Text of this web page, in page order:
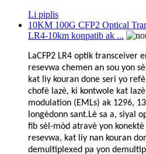
Li piplis
10KM 100G CFP2 Optical
LR4-10km konpatib ak ...
LaCFP2 LR4 optik transceiver
resevwa chemen an sou yon
kat liy kouran done seri yo
chofè lazè, ki kontwole kat
modulation (EMLs) ak 1296,
longèdonn sant.Lè sa a, siyal
fib sèl-mòd atravè yon
resevwa, kat liy nan kouran
demultiplexed pa yon